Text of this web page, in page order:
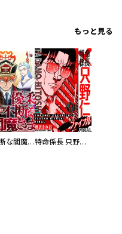
もっと見る
優柔不断な閻魔さま 特命係長 只野仁ファイナル 愛蔵版